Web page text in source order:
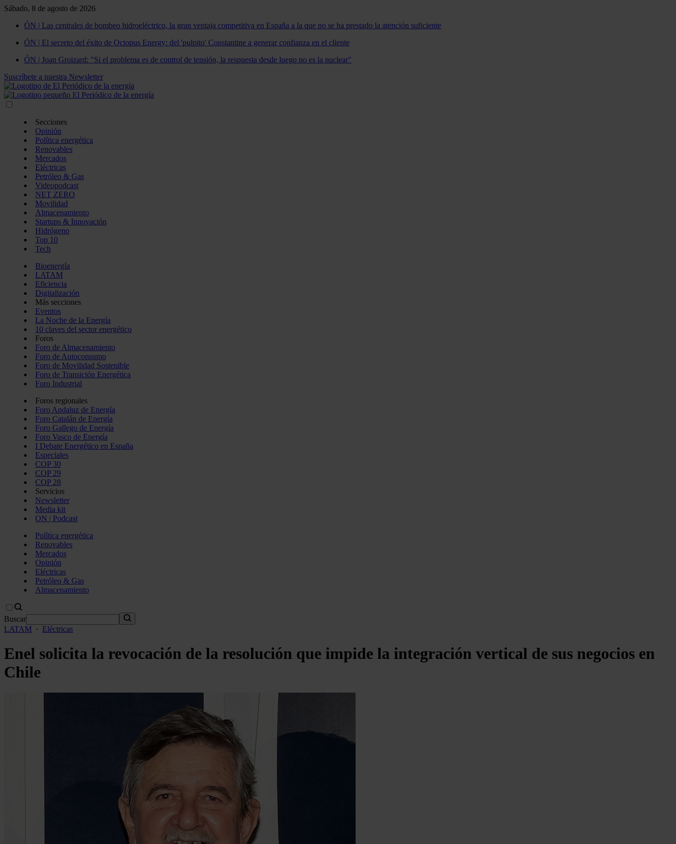
Sábado, 8 de agosto de 2026
ÓN | Las centrales de bombeo hidroeléctrico, la gran ventaja competitiva en España a la que no se ha prestado la atención suficiente
ÓN | El secreto del éxito de Octopus Energy: del 'pulpito' Constantine a generar confianza en el cliente
ÓN | Joan Groizard: "Si el problema es de control de tensión, la respuesta desde luego no es la nuclear"
Suscríbete a nuestra Newsletter
Secciones
Opinión
Política energética
Renovables
Mercados
Eléctricas
Petróleo & Gas
Videopodcast
NET ZERO
Movilidad
Almacenamiento
Startups & Innovación
Hidrógeno
Top 10
Tech
Bioenergía
LATAM
Eficiencia
Digitalización
Más secciones
Eventos
La Noche de la Energía
10 claves del sector energético
Foros
Foro de Almacenamiento
Foro de Autoconsumo
Foro de Movilidad Sostenible
Foro de Transición Energética
Foro Industrial
Foros regionales
Foro Andaluz de Energía
Foro Catalán de Energía
Foro Gallego de Energía
Foro Vasco de Energía
I Debate Energético en España
Especiales
COP 30
COP 29
COP 28
Servicios
Newsletter
Media kit
ON | Podcast
Política energética
Renovables
Mercados
Opinión
Eléctricas
Petróleo & Gas
Almacenamiento
Buscar
LATAM · Eléctricas
Enel solicita la revocación de la resolución que impide la integración vertical de sus negocios en
Chile